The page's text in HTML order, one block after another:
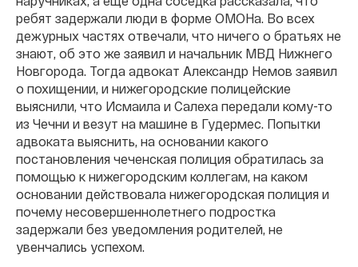
ребят задержали люди в форме ОМОНа. Во всех
дежурных частях отвечали, что ничего о братьях не
знают, об это же заявил и начальник МВД Нижнего
Новгорода. Тогда адвокат Александр Немов заявил
о похищении, и нижегородские полицейские
выяснили, что Исмаила и Салеха передали кому-то
из Чечни и везут на машине в Гудермес. Попытки
адвоката выяснить, на основании какого
постановления чеченская полиция обратилась за
помощью к нижегородским коллегам, на каком
основании действовала нижегородская полиция и
почему несовершеннолетнего подростка
задержали без уведомления родителей, не
увенчались успехом.